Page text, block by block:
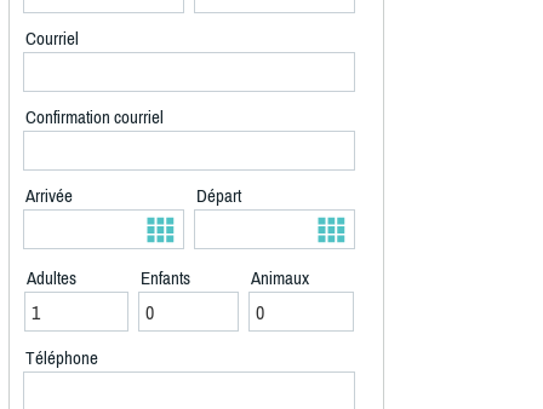
Courriel
Confirmation courriel
Arrivée Départ
Adultes Enfants Animaux
Téléphone